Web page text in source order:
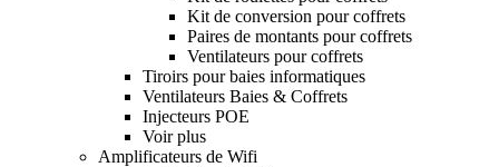
Kit de conversion pour coffrets
Paires de montants pour coffrets
Ventilateurs pour coffrets
Tiroirs pour baies informatiques
Ventilateurs Baies & Coffrets
Injecteurs POE
Voir plus
Amplificateurs de Wifi